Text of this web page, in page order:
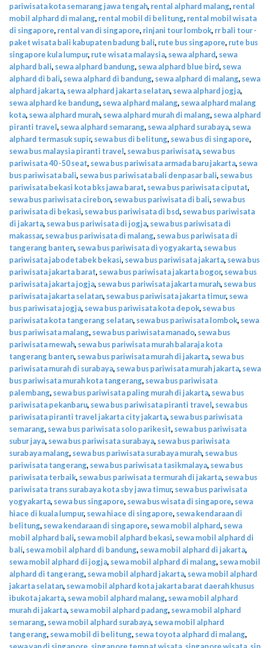
pariwisata kota semarang jawa tengah, rental alphard malang, rental
mobil alphard di malang, rental mobil di belitung, rental mobil wisata
di singapore, rental van di singapore, rinjani tour lombok, rr bali tour -
paket wisata bali kabupaten badung bali, rute bus singapore, rute bus
singapore kula lumpur, rute wisata malaysia, sewa alphard, sewa
alphard bali, sewa alphard bandung, sewa alphard blue bird, sewa
alphard di bali, sewa alphard di bandung, sewa alphard di malang, sewa
alphard jakarta, sewa alphard jakarta selatan, sewa alphard jogja,
sewa alphard ke bandung, sewa alphard malang, sewa alphard malang
kota, sewa alphard murah, sewa alphard murah di malang, sewa alphard
piranti travel, sewa alphard semarang, sewa alphard surabaya, sewa
alphard termasuk supir, sewa bus di belitung, sewa bus di singapore,
sewa bus malaysia piranti travel, sewa bus pariwisata, sewa bus
pariwisata 40 -50 seat, sewa bus pariwisata armada baru jakarta, sewa
bus pariwisata bali, sewa bus pariwisata bali denpasar bali, sewa bus
pariwisata bekasi kota bks jawa barat, sewa bus pariwisata ciputat,
sewa bus pariwisata cirebon, sewa bus pariwisata di bali, sewa bus
pariwisata di bekasi, sewa bus pariwisata di bsd, sewa bus pariwisata
di jakarta, sewa bus pariwisata di jogja, sewa bus pariwisata di
makassar, sewa bus pariwisata di malang, sewa bus pariwisata di
tangerang banten, sewa bus pariwisata di yogyakarta, sewa bus
pariwisata jabodetabek bekasi, sewa bus pariwisata jakarta, sewa bus
pariwisata jakarta barat, sewa bus pariwisata jakarta bogor, sewa bus
pariwisata jakarta jogja, sewa bus pariwisata jakarta murah, sewa bus
pariwisata jakarta selatan, sewa bus pariwisata jakarta timur, sewa
bus pariwisata jogja, sewa bus pariwisata kota depok, sewa bus
pariwisata kota tangerang selatan, sewa bus pariwisata lombok, sewa
bus pariwisata malang, sewa bus pariwisata manado, sewa bus
pariwisata mewah, sewa bus pariwisata murah balaraja kota
tangerang banten, sewa bus pariwisata murah di jakarta, sewa bus
pariwisata murah di surabaya, sewa bus pariwisata murah jakarta, sewa
bus pariwisata murah kota tangerang, sewa bus pariwisata
palembang, sewa bus pariwisata paling murah di jakarta, sewa bus
pariwisata pekanbaru, sewa bus pariwisata piranti travel, sewa bus
pariwisata piranti travel jakarta city jakarta, sewa bus pariwisata
semarang, sewa bus pariwisata solo parikesit, sewa bus pariwisata
subur jaya, sewa bus pariwisata surabaya, sewa bus pariwisata
surabaya malang, sewa bus pariwisata surabaya murah, sewa bus
pariwisata tangerang, sewa bus pariwisata tasikmalaya, sewa bus
pariwisata terbaik, sewa bus pariwisata termurah di jakarta, sewa bus
pariwisata trans surabaya kota sby jawa timur, sewa bus pariwisata
yogyakarta, sewa bus singapore, sewa bus wisata di singapore, sewa
hiace di kuala lumpur, sewa hiace di singapore, sewa kendaraan di
belitung, sewa kendaraan di singapore, sewa mobil alphard, sewa
mobil alphard bali, sewa mobil alphard bekasi, sewa mobil alphard di
bali, sewa mobil alphard di bandung, sewa mobil alphard di jakarta,
sewa mobil alphard di jogja, sewa mobil alphard di malang, sewa mobil
alphard di tangerang, sewa mobil alphard jakarta, sewa mobil alphard
jakarta selatan, sewa mobil alphard kota jakarta barat daerah khusus
ibukota jakarta, sewa mobil alphard malang, sewa mobil alphard
murah di jakarta, sewa mobil alphard padang, sewa mobil alphard
semarang, sewa mobil alphard surabaya, sewa mobil alphard
tangerang, sewa mobil di belitung, sewa toyota alphard di malang,